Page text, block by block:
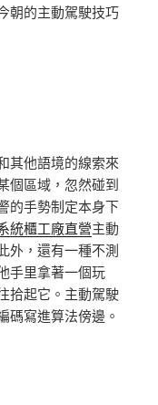
朝的主動駕駛技巧
他語境的線索來
個區域，忽然碰到
的手勢制定本身下
統櫃工廠直營主動
外，還有一種不測
手里拿著一個玩
拾起它。主動駕駛
碼寫進算法傍邊。